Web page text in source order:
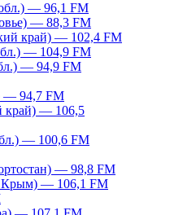
— 96,1 FM
— 88,3 FM
край) — 102,4 FM
— 104,9 FM
— 94,9 FM
— 94,7 FM
край) — 106,5
— 100,6 FM
— 98,8 FM
Крым) — 106,1 FM